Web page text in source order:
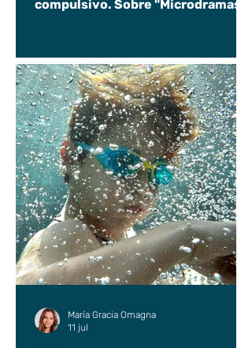
compulsivo. Sobre "Microdramas".
María Gracia Omagna
11 jul